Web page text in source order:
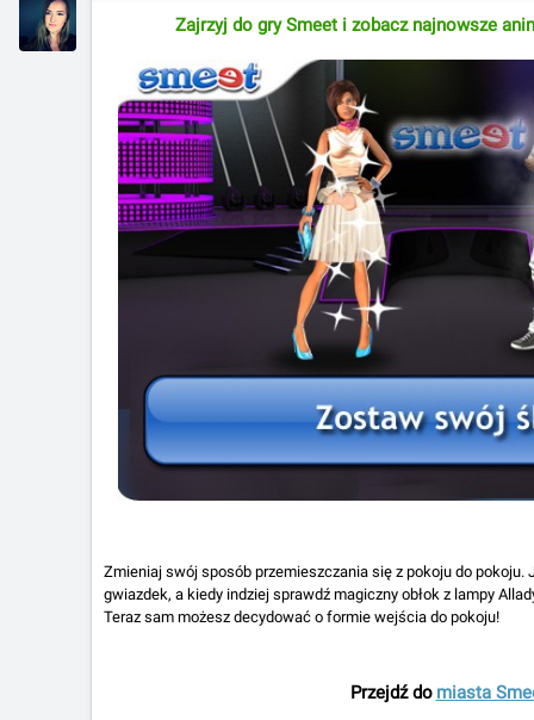
Zajrzyj do gry Smeet i zobacz najnowsze
Zmieniaj swój sposób przemieszczania się z pokoju do pokoju.
gwiazdek, a kiedy indziej sprawdź magiczny obłok z lampy
Teraz sam możesz decydować o formie wejścia do pokoju!
Przejdź do miasta